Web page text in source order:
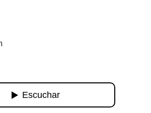
revuelta y redes de